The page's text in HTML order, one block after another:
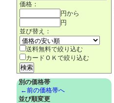
価格：
円から
円
並び替え：
送料無料で絞り込む
カードＯＫで絞り込む
別の価格帯
←前の価格帯へ
並び順変更